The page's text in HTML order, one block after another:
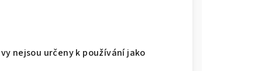
nejsou určeny k používání jako